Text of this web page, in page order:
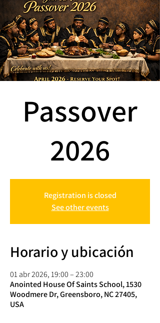
Passover
2026
Registration is closed
See other events
Horario y ubicación
01 abr 2026, 19:00 – 23:00
Anointed House Of Saints School, 1530
Woodmere Dr, Greensboro, NC 27405,
USA